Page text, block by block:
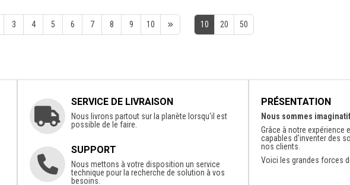
3 4 5 6 7 8 9 10 10 20 50
SERVICE DE LIVRAISON
Nous livrons partout sur la planète lorsqu'il est
possible de le faire.
SUPPORT
Nous mettons à votre disposition un service
technique pour la recherche de solution à vos
besoins.
PRÉSENTATION
Nous sommes
Grâce à notre expérience
capables d'inventer des
nos clients.
Voici les grandes forces